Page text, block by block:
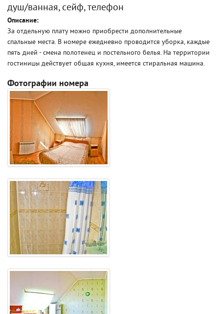
душ/ванная, сейф, телефон
Описание:
За отдельную плату можно приобрести дополнительные
спальные места. В номере ежедневно проводится уборка, каждые
пять дней - смена полотенец и постельного белья. На территории
гостиницы действует общая кухня, имеется стиральная машина.
Фотографии номера